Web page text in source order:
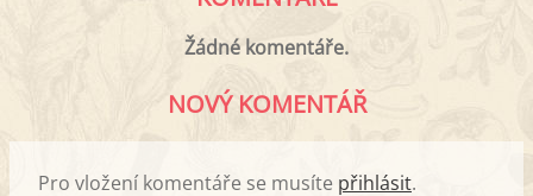
Žádné komentáře.
NOVÝ KOMENTÁŘ
Pro vložení komentáře se musíte přihlásit.